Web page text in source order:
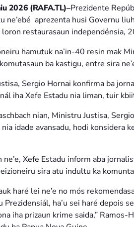
2026 (RAFA.TL)–Prezidente
ne’ebé aprezenta husi Governu
restaurasaun independénsia,
hamutuk na’in-40 resin mak
ba kastigu, entre sira
Sergio Hornai konfirma ba
iha Xefe Estadu nia liman, tuir
nian, Ministru Justisa,
idade avansadu, hodi konsidera
ne’e, Xefe Estadu inform aba
sira atu indultu ka
haré lei ne’e no mós
Prezidensiál, ha’u sei haré
iha prizaun krime saida,”